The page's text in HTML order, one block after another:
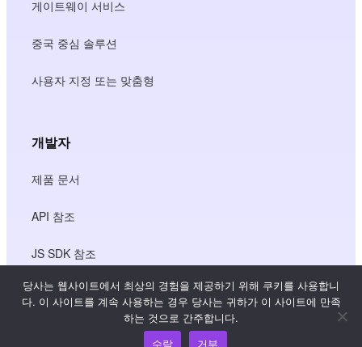
게이트웨이 서비스
중국 중심 솔루션
사용자 지정 또는 맞춤형
개발자
제품 문서
API 참조
JS SDK 참조
당사는 웹사이트에서 최상의 경험을 제공하기 위해 쿠키를 사용합니
다. 이 사이트를 계속 사용하는 경우 당사는 귀하가 이 사이트에 만족
하는 것으로 간주합니다.
수락
거부